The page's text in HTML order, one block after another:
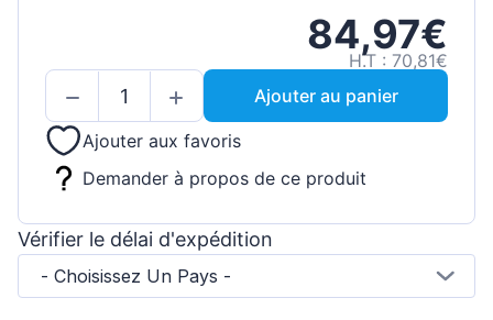
84,97€
H.T : 70,81€
Ajouter au panier
Ajouter aux favoris
Demander à propos de ce produit
Vérifier le délai d'expédition
- Choisissez Un Pays -